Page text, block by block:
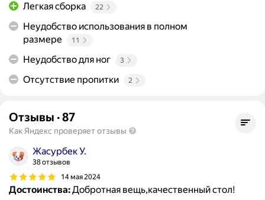
Легкая сборка 22
Неудобство использования в полном
размере
11
Неудобство для ног 3
Отсутствие пропитки 2
Отзывы ·87
Как Яндекс проверяет отзывы
Жасурбек У.
38 отзывов
14 мая 2024
Достоинства:Добротная вещь,качественный стол!